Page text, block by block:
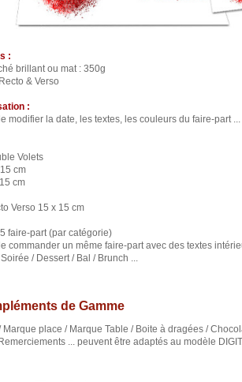
:
brillant ou mat : 350g
& Verso
:
modifier la date, les textes, les couleurs du faire-part ...
Volets
cm
cm
Verso 15 x 15 cm
faire-part (par catégorie)
commander un même faire-part avec des textes
/ Dessert / Bal / Brunch ...
de Gamme
Marque place / Marque Table / Boite à dragées /
... peuvent être adaptés au modèle